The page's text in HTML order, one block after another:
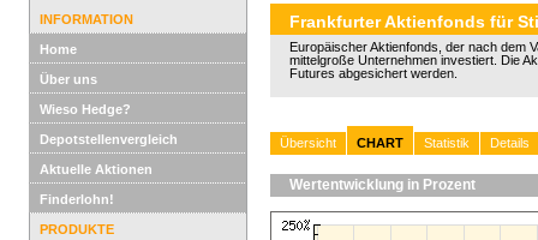
INFORMATION
Home
Über uns
Wieso Hedge?
Depotstellenvergleich
Aktuelle Aktionen
Finderlohn!
PRODUKTE
Frankfurter Aktienfonds für
Europäischer Aktienfonds, der nach dem
mittelgroße Unternehmen investiert. Die
Futures abgesichert werden.
Übersicht CHART Statistik Details
Wertentwicklung in Prozent